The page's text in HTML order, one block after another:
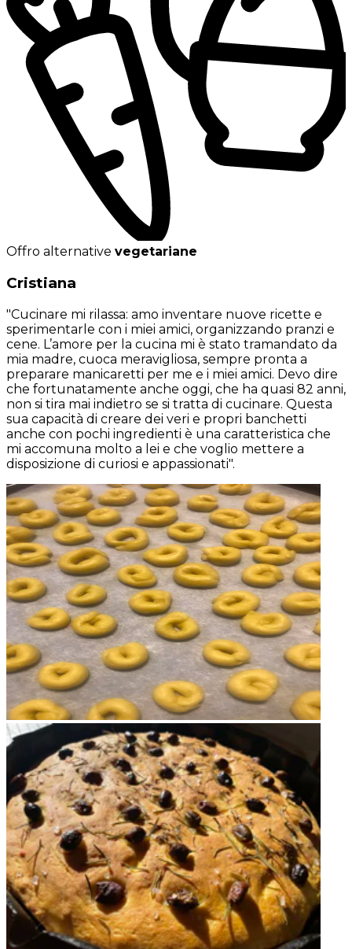
Offro alternative vegetariane
Cristiana
"Cucinare mi rilassa: amo inventare nuove ricette e
sperimentarle con i miei amici, organizzando pranzi e
cene. L’amore per la cucina mi è stato tramandato da
mia madre, cuoca meravigliosa, sempre pronta a
preparare manicaretti per me e i miei amici. Devo dire
che fortunatamente anche oggi, che ha quasi 82 anni,
non si tira mai indietro se si tratta di cucinare. Questa
sua capacità di creare dei veri e propri banchetti
anche con pochi ingredienti è una caratteristica che
mi accomuna molto a lei e che voglio mettere a
disposizione di curiosi e appassionati".